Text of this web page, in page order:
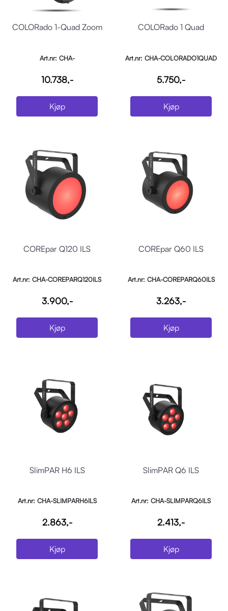
COLORado 1-Quad Zoom
Art.nr: CHA-
10.738,-
Kjøp
COLORado 1 Quad
Art.nr: CHA-COLORADO1QUAD
5.750,-
Kjøp
COREpar Q120 ILS
Art.nr: CHA-COREPARQ120ILS
3.900,-
Kjøp
COREpar Q60 ILS
Art.nr: CHA-COREPARQ60ILS
3.263,-
Kjøp
SlimPAR H6 ILS
Art.nr: CHA-SLIMPARH6ILS
2.863,-
Kjøp
SlimPAR Q6 ILS
Art.nr: CHA-SLIMPARQ6ILS
2.413,-
Kjøp